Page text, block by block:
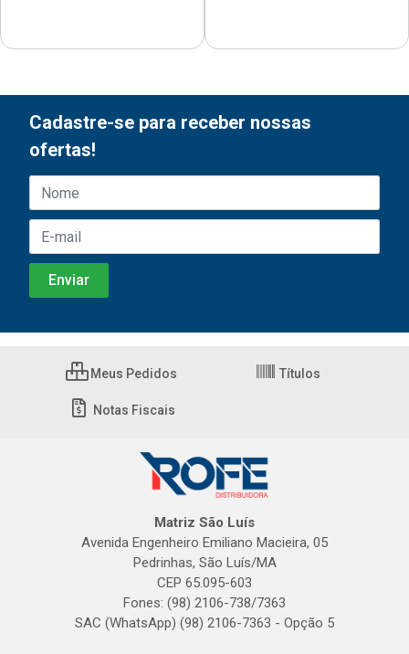
Cadastre-se para receber nossas
ofertas!
Meus Pedidos Títulos
Notas Fiscais
Matriz São Luís
Avenida Engenheiro Emiliano Macieira, 05
Pedrinhas, São Luís/MA
CEP 65.095-603
Fones: (98) 2106-738/7363
SAC (WhatsApp) (98) 2106-7363 - Opção 5